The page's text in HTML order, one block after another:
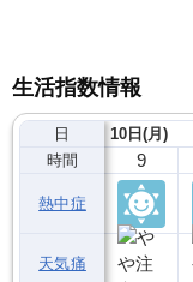
生活指数情報
日
時間
熱中症
天気痛
10日(月)
9